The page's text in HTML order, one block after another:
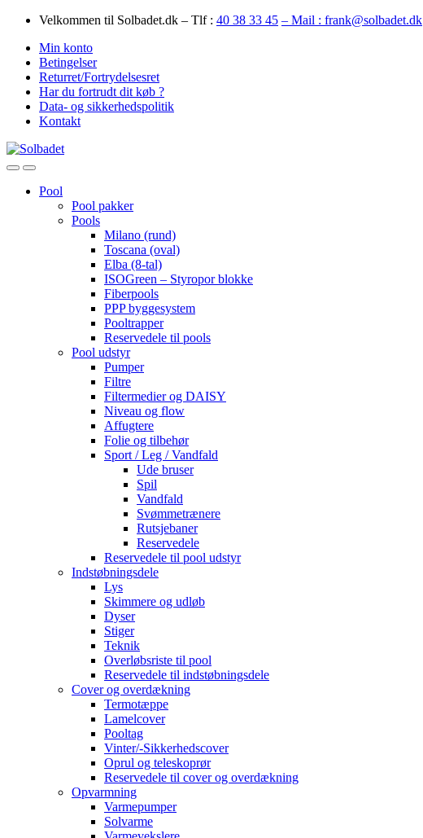
Skip
navigation
Skip
content
Velkommen til Solbadet.dk – Tlf : 40 38 33 45 – Mail : frank@solbadet.dk
Min konto
Betingelser
Returret/Fortrydelsesret
Har du fortrudt dit køb ?
Data- og sikkerhedspolitik
Kontakt
OpenClose
Pool
Pool pakker
Pools
Milano (rund)
Toscana (oval)
Elba (8-tal)
ISOGreen – Styropor blokke
Fiberpools
PPP byggesystem
Pooltrapper
Reservedele til pools
Pool udstyr
Pumper
Filtre
Filtermedier og DAISY
Niveau og flow
Affugtere
Folie og tilbehør
Sport / Leg / Vandfald
Ude bruser
Spil
Vandfald
Svømmetrænere
Rutsjebaner
Reservedele
Reservedele til pool udstyr
Indstøbningsdele
Lys
Skimmere og udløb
Dyser
Stiger
Teknik
Overløbsriste til pool
Reservedele til indstøbningsdele
Cover og overdækning
Termotæppe
Lamelcover
Pooltag
Vinter/-Sikkerhedscover
Oprul og teleskoprør
Reservedele til cover og overdækning
Opvarmning
Varmepumper
Solvarme